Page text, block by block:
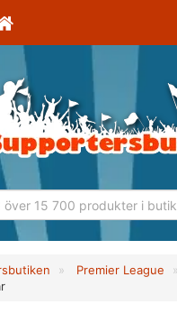
Premier League